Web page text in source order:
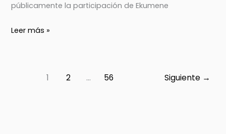
públicamente la participación de Ekumene
Leer más »
1 2 … 56 Siguiente →